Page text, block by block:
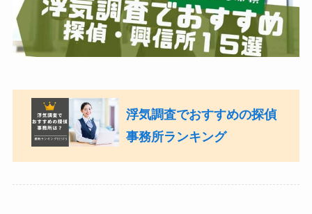
浮気調査でおすすめの探偵
事務所ランキング